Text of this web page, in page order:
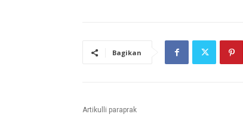
Bagikan
Artikulli paraprak